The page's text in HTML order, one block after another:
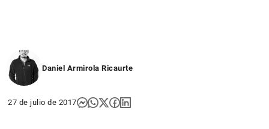
Daniel Armirola Ricaurte
27 de julio de 2017